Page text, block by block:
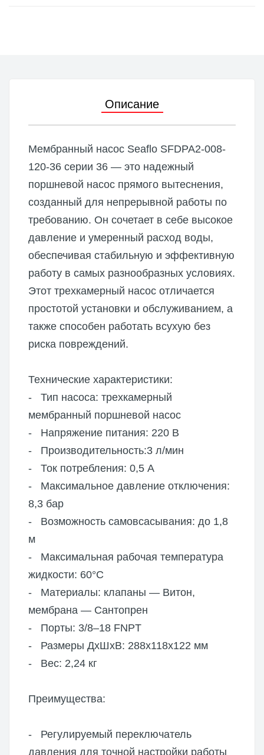
Описание
Мембранный насос Seaflo SFDPA2-008-
120-36 серии 36 — это надежный
поршневой насос прямого вытеснения,
созданный для непрерывной работы по
требованию. Он сочетает в себе высокое
давление и умеренный расход воды,
обеспечивая стабильную и эффективную
работу в самых разнообразных условиях.
Этот трехкамерный насос отличается
простотой установки и обслуживанием, а
также способен работать всухую без
риска повреждений.
Технические характеристики:
- Тип насоса: трехкамерный
мембранный поршневой насос
- Напряжение питания: 220 В
- Производительность:3 л/мин
- Ток потребления: 0,5 А
- Максимальное давление отключения:
8,3 бар
- Возможность самовсасывания: до 1,8
м
- Максимальная рабочая температура
жидкости: 60°C
- Материалы: клапаны — Витон,
мембрана — Сантопрен
- Порты: 3/8–18 FNPT
- Размеры ДxШxВ: 288x118x122 мм
- Вес: 2,24 кг
Преимущества:
- Регулируемый переключатель
давления для точной настройки работы